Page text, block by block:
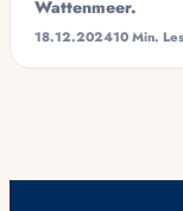
Wattenmeer.
18.12.202410 Min.